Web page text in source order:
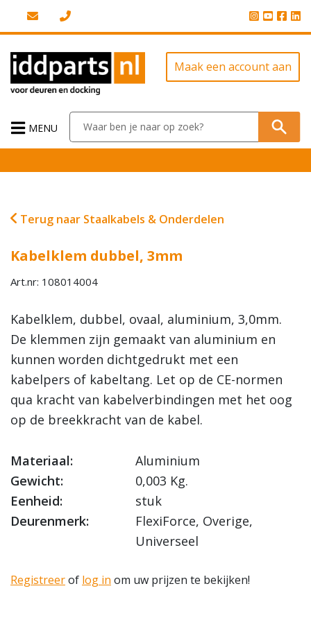
Maak een account aan
MENU
Terug naar Staalkabels & Onderdelen
Kabelklem dubbel, 3mm
Art.nr: 108014004
Kabelklem, dubbel, ovaal, aluminium, 3,0mm.
De klemmen zijn gemaakt van aluminium en
kunnen worden dichtgedrukt met een
kabelpers of kabeltang. Let op de CE-normen
qua kracht van kabelverbindingen met het oog
op de breekkracht van de kabel.
Materiaal:
Aluminium
Gewicht:
0,003 Kg.
Eenheid:
stuk
Deurenmerk:
FlexiForce, Overige,
Universeel
Registreerof log in om uw prijzen te bekijken!